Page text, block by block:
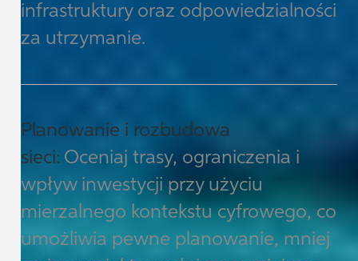
infrastruktury oraz odpowiedzialności
za utrzymanie.
Planowanie i rozbudowa
sieci: Oceniaj trasy, ograniczenia i
wpływ inwestycji przy użyciu
mierzalnego kontekstu cyfrowego, co
umożliwia pewne planowanie, mniej